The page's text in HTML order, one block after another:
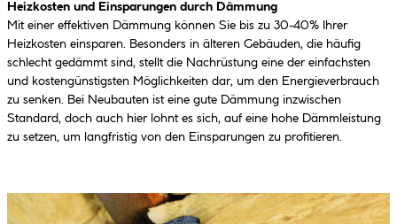
Heizkosten und Einsparungen durch Dämmung
Mit einer effektiven Dämmung können Sie bis zu 30-40% Ihrer
Heizkosten einsparen. Besonders in älteren Gebäuden, die häufig
schlecht gedämmt sind, stellt die Nachrüstung eine der einfachsten
und kostengünstigsten Möglichkeiten dar, um den Energieverbrauch
zu senken. Bei Neubauten ist eine gute Dämmung inzwischen
Standard, doch auch hier lohnt es sich, auf eine hohe Dämmleistung
zu setzen, um langfristig von den Einsparungen zu profitieren.